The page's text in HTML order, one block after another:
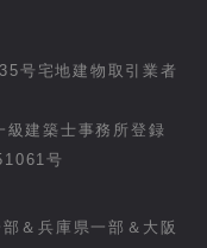
て利用する者
よび当該個人
者の氏名また
に通知し，ま
置いていると
号宅地建物取引業者
級建築士事務所登録
号
＆兵庫県一部＆大阪